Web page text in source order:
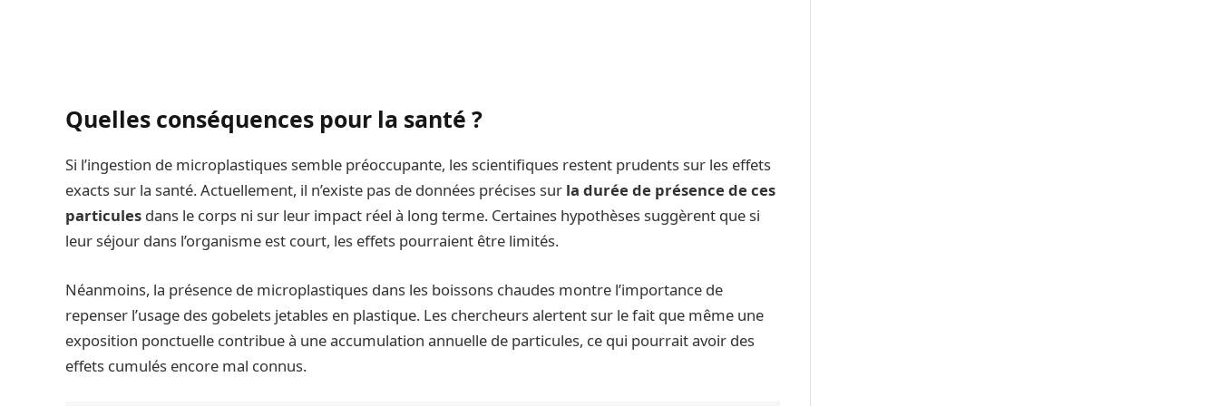
Quelles conséquences pour la santé ?
Si l’ingestion de microplastiques semble préoccupante, les scientifiques restent prudents sur les effets
exacts sur la santé. Actuellement, il n’existe pas de données précises sur la durée de présence de ces
particules dans le corps ni sur leur impact réel à long terme. Certaines hypothèses suggèrent que si
leur séjour dans l’organisme est court, les effets pourraient être limités.
Néanmoins, la présence de microplastiques dans les boissons chaudes montre l’importance de
repenser l’usage des gobelets jetables en plastique. Les chercheurs alertent sur le fait que même une
exposition ponctuelle contribue à une accumulation annuelle de particules, ce qui pourrait avoir des
effets cumulés encore mal connus.